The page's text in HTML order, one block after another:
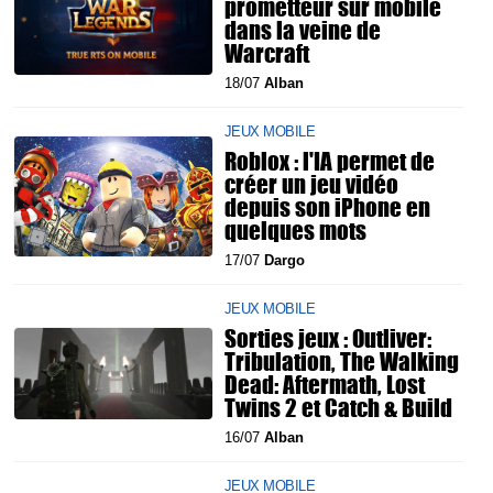
dans la veine de
Warcraft
18/07 Alban
JEUX MOBILE
Roblox : l'IA permet de
créer un jeu vidéo
depuis son iPhone en
quelques mots
17/07 Dargo
JEUX MOBILE
Sorties jeux : Outliver:
Tribulation, The Walking
Dead: Aftermath, Lost
Twins 2 et Catch & Build
16/07 Alban
JEUX MOBILE